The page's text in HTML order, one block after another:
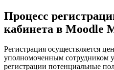
Процесс
кабинета в Moodle
Регистрация осуществляется
уполномоченным сотрудником
регистрации потенциальные